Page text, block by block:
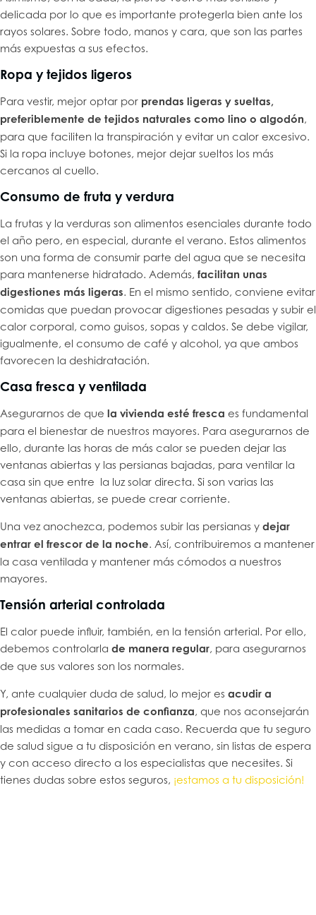
delicada por lo que es importante protegerla bien ante los
rayos solares. Sobre todo, manos y cara, que son las partes
más expuestas a sus efectos.
Ropa y tejidos ligeros
Para vestir, mejor optar por prendas ligeras y sueltas,
preferiblemente de tejidos naturales como lino o algodón,
para que faciliten la transpiración y evitar un calor excesivo.
Si la ropa incluye botones, mejor dejar sueltos los más
cercanos al cuello.
Consumo de fruta y verdura
La frutas y la verduras son alimentos esenciales durante todo
el año pero, en especial, durante el verano. Estos alimentos
son una forma de consumir parte del agua que se necesita
para mantenerse hidratado. Además, facilitan unas
digestiones más ligeras. En el mismo sentido, conviene evitar
comidas que puedan provocar digestiones pesadas y subir el
calor corporal, como guisos, sopas y caldos. Se debe vigilar,
igualmente, el consumo de café y alcohol, ya que ambos
favorecen la deshidratación.
Casa fresca y ventilada
Asegurarnos de que la vivienda esté fresca es fundamental
para el bienestar de nuestros mayores. Para asegurarnos de
ello, durante las horas de más calor se pueden dejar las
ventanas abiertas y las persianas bajadas, para ventilar la
casa sin que entre la luz solar directa. Si son varias las
ventanas abiertas, se puede crear corriente.
Una vez anochezca, podemos subir las persianas y dejar
entrar el frescor de la noche. Así, contribuiremos a mantener
la casa ventilada y mantener más cómodos a nuestros
mayores.
Tensión arterial controlada
El calor puede influir, también, en la tensión arterial. Por ello,
debemos controlarla de manera regular, para asegurarnos
de que sus valores son los normales.
Y, ante cualquier duda de salud, lo mejor es acudir a
profesionales sanitarios de confianza, que nos aconsejarán
las medidas a tomar en cada caso. Recuerda que tu seguro
de salud sigue a tu disposición en verano, sin listas de espera
y con acceso directo a los especialistas que necesites. Si
tienes dudas sobre estos seguros, ¡estamos a tu disposición!